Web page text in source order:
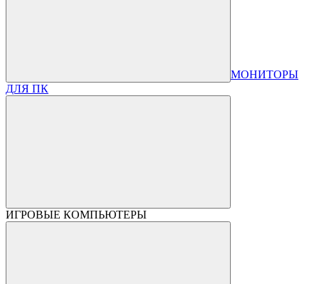
МОНИТОРЫ
ДЛЯ ПК
ИГРОВЫЕ КОМПЬЮТЕРЫ